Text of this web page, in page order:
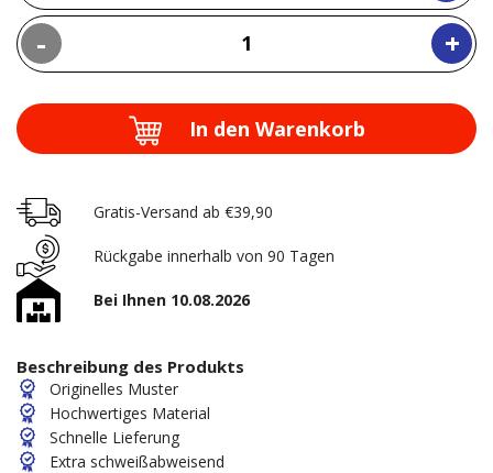
- +
In den Warenkorb
Gratis-Versand ab €39,90
Rückgabe innerhalb von 90 Tagen
Bei Ihnen 10.08.2026
Beschreibung des Produkts
Originelles Muster
Hochwertiges Material
Schnelle Lieferung
Extra schweißabweisend